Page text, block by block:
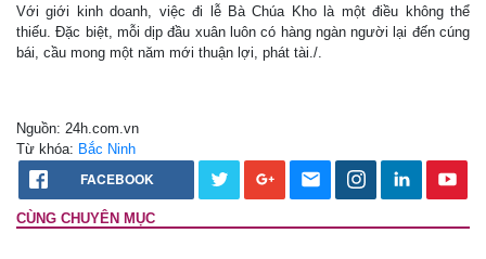
Với giới kinh doanh, việc đi lễ Bà Chúa Kho là một điều không thể
thiếu. Đặc biệt, mỗi dịp đầu xuân luôn có hàng ngàn người lại đến cúng
bái, cầu mong một năm mới thuận lợi, phát tài./.
Nguồn: 24h.com.vn
Từ khóa: Bắc Ninh
FACEBOOK
CÙNG CHUYÊN MỤC